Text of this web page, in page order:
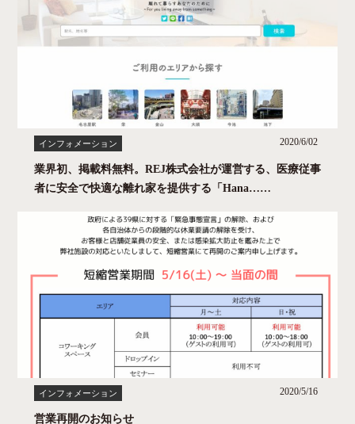
インフォメーション 2020/6/02
業界初、掲載料無料。REJ株式会社が運営する、医療従事
者に安全で快適な離れ家を提供する「Hana……
インフォメーション 2020/5/16
営業再開のお知らせ